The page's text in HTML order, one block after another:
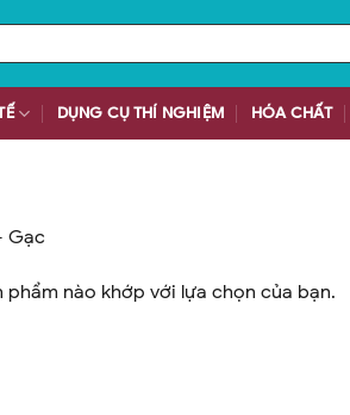
DỤNG CỤ THÍ NGHIỆM HÓA CHẤT
Gạc
phẩm nào khớp với lựa chọn của bạn.